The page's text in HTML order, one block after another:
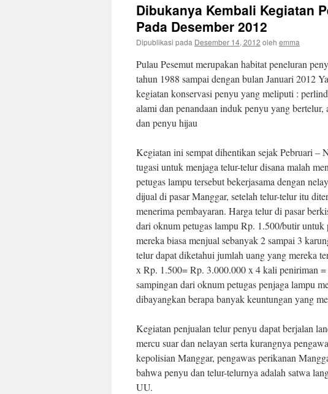
Dibukanya Kembali Kegiatan
Pada Desember 2012
Dipublikasi pada Desember 14, 2012 oleh emma
Pulau Pesemut merupakan habitat peneluran
tahun 1988 sampai dengan bulan Januari 2012
kegiatan konservasi penyu yang meliputi :
alami dan penandaan induk penyu yang
dan penyu hijau
Kegiatan ini sempat dihentikan sejak Pebruari –
tugasi untuk menjaga telur-telur disana malah
petugas lampu tersebut bekerjasama dengan
dijual di pasar Manggar, setelah telur-telur itu
menerima pembayaran. Harga telur di pasar
dari oknum petugas lampu Rp. 1.500/butir
mereka biasa menjual sebanyak 2 sampai 3
telur dapat diketahui jumlah uang yang mereka
x Rp. 1.500= Rp. 3.000.000 x 4 kali peniriman
sampingan dari oknum petugas penjaga lampu
dibayangkan berapa banyak keuntungan yang
Kegiatan penjualan telur penyu dapat berjalan
mercu suar dan nelayan serta kurangnya
kepolisian Manggar, pengawas perikanan
bahwa penyu dan telur-telurnya adalah satwa
UU.